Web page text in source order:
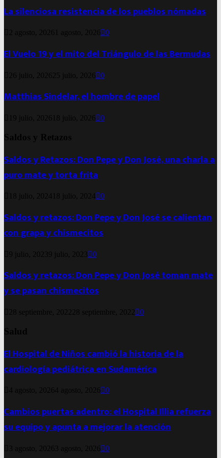
La silenciosa resistencia de los pueblos nómadas
2 agosto, 2026 1 agosto, 2026 0
El Vuelo 19 y el mito del Triángulo de las Bermudas
26 julio, 2026 25 julio, 2026 0
Matthias Sindelar, el hombre de papel
19 julio, 2026 18 julio, 2026 0
Saldos y Retazos
Saldos y Retazos: Don Pepe y Don José, una charla a
puro mate y torta frita
18 julio, 2024 18 julio, 2024 0
Saldos y retazos: Don Pepe y Don José se calientan
con grapa y chismecitos
9 julio, 20239 julio, 2023 0
Saldos y retazos: Don Pepe y Don José toman mate
y se pasan chismecitos
28 septiembre, 2022 28 septiembre, 2022 0
Salud
El Hospital de Niños cambió la historia de la
cardiología pediátrica en Sudamérica
4 agosto, 20264 agosto, 2026 0
Cambios puertas adentro: el Hospital Illia refuerza
su equipo y apunta a mejorar la atención
3 agosto, 2026 3 agosto, 2026 0